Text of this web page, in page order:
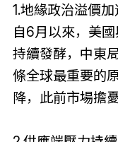
1.地緣政治溢價
自6月以來，美
持續發酵，中東
條全球最重要的
降，此前市場擔